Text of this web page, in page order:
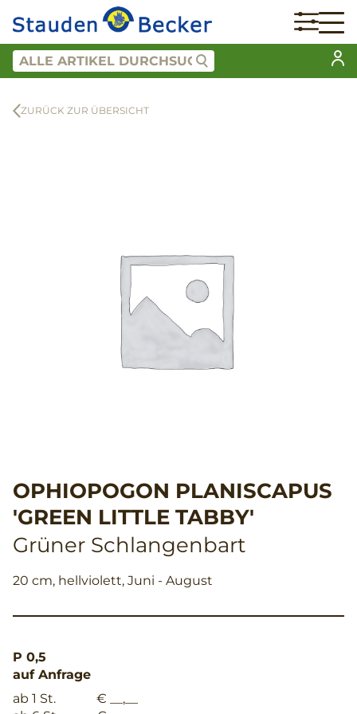
ZURÜCK ZUR ÜBERSICHT
OPHIOPOGON PLANISCAPUS
'GREEN LITTLE TABBY'
Grüner Schlangenbart
20 cm, hellviolett, Juni - August
P 0,5
auf Anfrage
ab 1 St.
€ __,__